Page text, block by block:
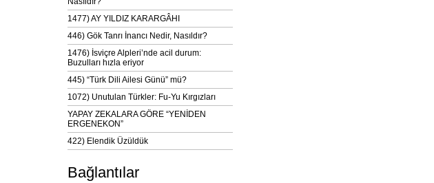
1477) AY YILDIZ KARARGÂHI
446) Gök Tanrı İnancı Nedir, Nasıldır?
1476) İsviçre Alpleri’nde acil durum:
Buzulları hızla eriyor
445) “Türk Dili Ailesi Günü” mü?
1072) Unutulan Türkler: Fu-Yu Kırgızları
YAPAY ZEKALARA GÖRE “YENİDEN
ERGENEKON”
422) Elendik Üzüldük
Bağlantılar